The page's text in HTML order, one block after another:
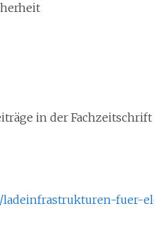
in der
fuer-